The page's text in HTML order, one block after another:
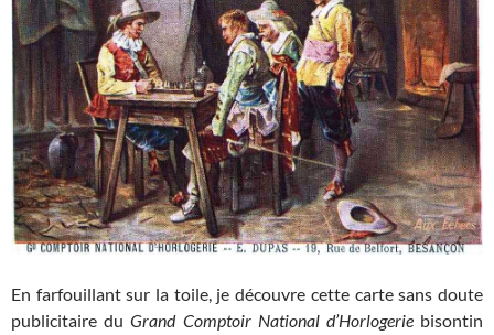
En farfouillant sur la toile, je découvre cette carte sans doute
publicitaire duGrand Comptoir National d’Horlogeriebisontin